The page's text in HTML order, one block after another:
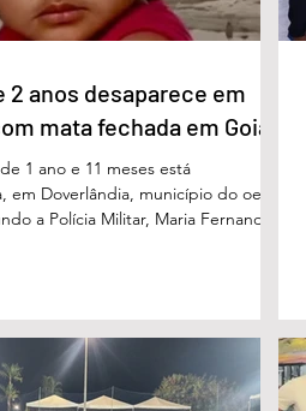
2 anos desaparece em
mata fechada em Goiás
1 ano e 11 meses está
em Doverlândia, município do oeste
a Polícia Militar, Maria Fernanda
6) não havia sido localizada. O Corpo
realiza buscas na região, que é de
e próxima ao Rio Paraíso. De acordo
Vivaldo Alves da Silva Filho, da Polí